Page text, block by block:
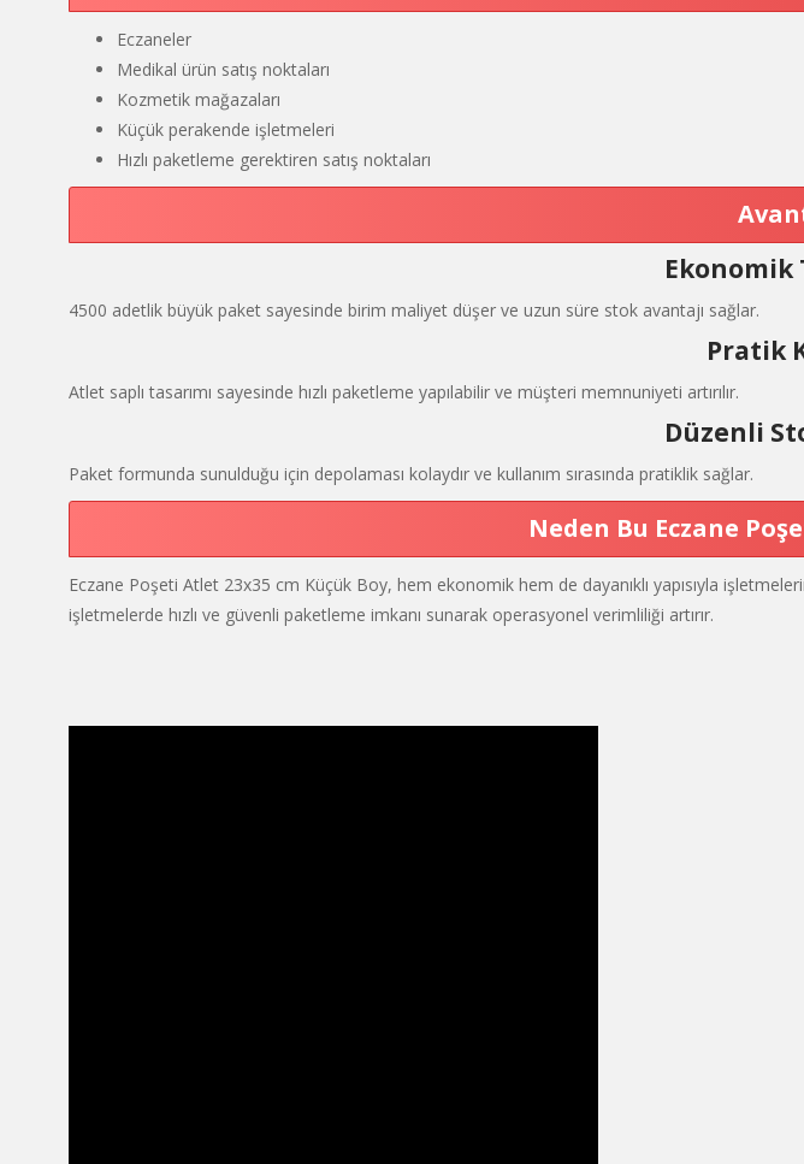
Eczaneler
Medikal ürün satış noktaları
Kozmetik mağazaları
Küçük perakende işletmeleri
Hızlı paketleme gerektiren satış noktaları
Ekonomik
4500 adetlik büyük paket sayesinde birim maliyet düşer ve uzun süre stok avantajı sağlar.
Pratik
Atlet saplı tasarımı sayesinde hızlı paketleme yapılabilir ve müşteri memnuniyeti artırılır.
Düzenli
Paket formunda sunulduğu için depolaması kolaydır ve kullanım sırasında pratiklik sağlar.
Neden Bu Eczane
Eczane Poşeti Atlet 23x35 cm Küçük Boy, hem ekonomik hem de dayanıklı yapısıyla
işletmelerde hızlı ve güvenli paketleme imkanı sunarak operasyonel verimliliği artırır.